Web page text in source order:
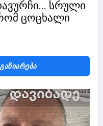
სრული
ცოცხალი